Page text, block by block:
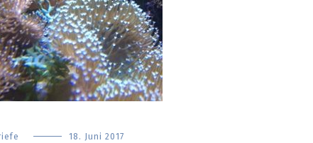
18. Juni 2017